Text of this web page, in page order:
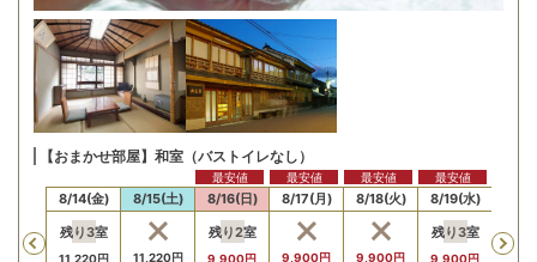
【おまかせ部屋】和室（バストイレなし）
Previous
円
8/14(金)
残り3室
11,220円
8/15(土)
11,220円
8/16(日)
残り2室
9,900円
最安値
8/17(月)
9,900円
最安値
8/18(火)
9,900円
最安値
8/19(水)
残り3室
9,900円
最安値
残り